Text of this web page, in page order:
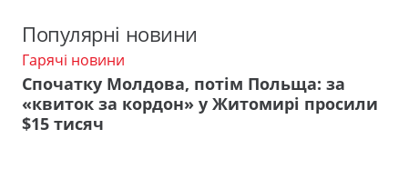
Популярні новини
Гарячі новини
Спочатку Молдова, потім Польща: за
«квиток за кордон» у Житомирі просили
$15 тисяч